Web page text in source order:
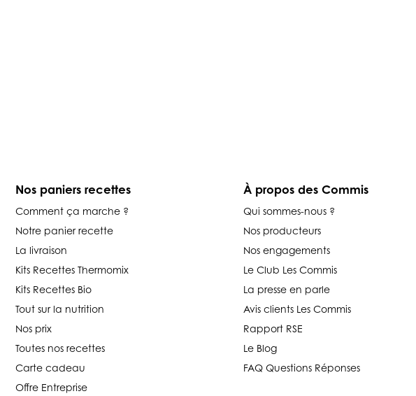
Nos paniers recettes
Comment ça marche ?
Notre panier recette
La livraison
Kits Recettes Thermomix
Kits Recettes Bio
Tout sur la nutrition
Nos prix
Toutes nos recettes
Carte cadeau
Offre Entreprise
À propos des Commis
Qui sommes-nous ?
Nos producteurs
Nos engagements
Le Club Les Commis
La presse en parle
Avis clients Les Commis
Rapport RSE
Le Blog
FAQ Questions Réponses